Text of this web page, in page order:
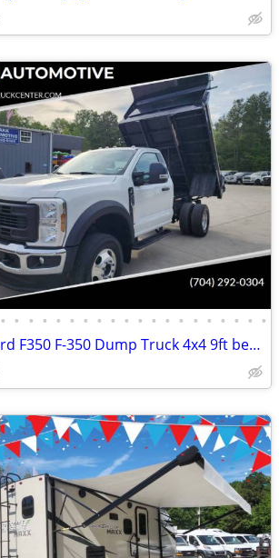
• • • • • • • • • • • • • • • • • • • •
2024 Ford F350 F-350 Dump Truck 4x4 9ft bed 145" WB 7.3 v8 Gas Motor